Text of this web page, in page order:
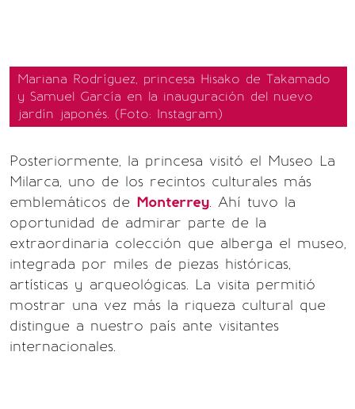
Mariana Rodríguez, princesa Hisako de Takamado
y Samuel García en la inauguración del nuevo
jardín japonés. (Foto: Instagram)
Posteriormente, la princesa visitó el Museo La
Milarca, uno de los recintos culturales más
emblemáticos de Monterrey. Ahí tuvo la
oportunidad de admirar parte de la
extraordinaria colección que alberga el museo,
integrada por miles de piezas históricas,
artísticas y arqueológicas. La visita permitió
mostrar una vez más la riqueza cultural que
distingue a nuestro país ante visitantes
internacionales.